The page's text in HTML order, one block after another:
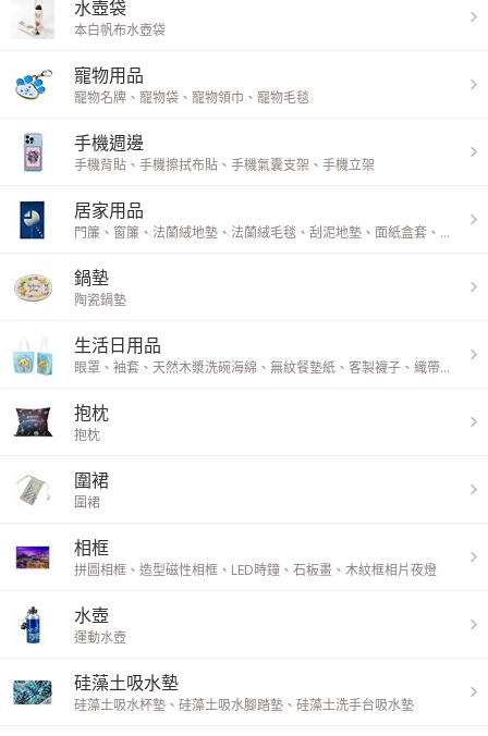
水壺袋
本白帆布水壺袋
寵物用品
寵物名牌 、 寵物袋 、 寵物領巾 、 寵物毛毯
手機週邊
手機背貼 、 手機擦拭布貼 、 手機氣囊支架 、 手機立架
居家用品
門簾 、 窗簾 、 法蘭絨地墊 、 法蘭絨毛毯 、 刮泥地墊 、 面紙盒套 、 兩用隔
鍋墊
陶瓷鍋墊
生活日用品
眼罩 、 袖套 、 天然木漿洗碗海綿 、 無紋餐墊紙 、 客製襪子 、 織帶鑰匙圈
抱枕
抱枕
圍裙
圍裙
相框
拼圖相框 、 造型磁性相框 、 LED時鐘 、 石板畫 、 木紋框相片夜燈
水壺
運動水壺
硅藻土吸水墊
硅藻土吸水杯墊 、 硅藻土吸水腳踏墊 、 硅藻土洗手台吸水墊